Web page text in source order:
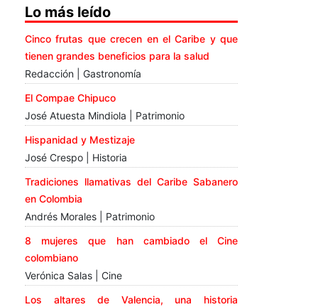
Lo más leído
Cinco frutas que crecen en el Caribe y que
tienen grandes beneficios para la salud
Redacción | Gastronomía
El Compae Chipuco
José Atuesta Mindiola | Patrimonio
Hispanidad y Mestizaje
José Crespo | Historia
Tradiciones llamativas del Caribe Sabanero
en Colombia
Andrés Morales | Patrimonio
8 mujeres que han cambiado el Cine
colombiano
Verónica Salas | Cine
Los altares de Valencia, una historia